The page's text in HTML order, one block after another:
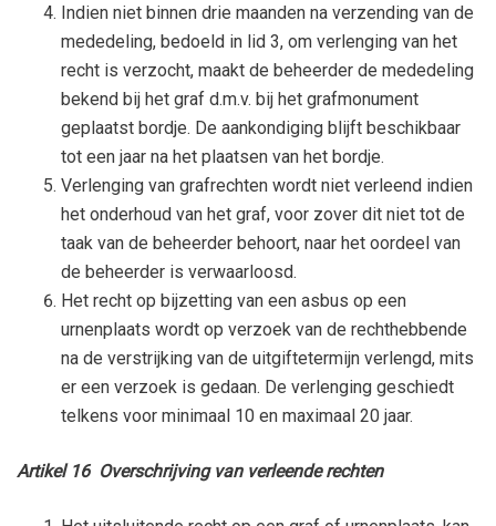
Indien niet binnen drie maanden na verzending van de
mededeling, bedoeld in lid 3, om verlenging van het
recht is verzocht, maakt de beheerder de mededeling
bekend bij het graf d.m.v. bij het grafmonument
geplaatst bordje. De aankondiging blijft beschikbaar
tot een jaar na het plaatsen van het bordje.
Verlenging van grafrechten wordt niet verleend indien
het onderhoud van het graf, voor zover dit niet tot de
taak van de beheerder behoort, naar het oordeel van
de beheerder is verwaarloosd.
Het recht op bijzetting van een asbus op een
urnenplaats wordt op verzoek van de rechthebbende
na de verstrijking van de uitgiftetermijn verlengd, mits
er een verzoek is gedaan. De verlenging geschiedt
telkens voor minimaal 10 en maximaal 20 jaar.
Artikel 16 Overschrijving van verleende rechten